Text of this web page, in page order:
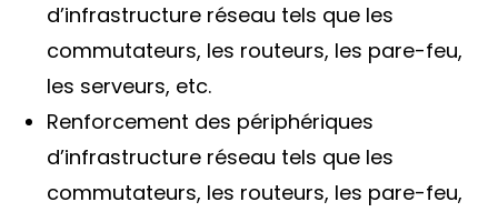
d’infrastructure réseau tels que les
commutateurs, les routeurs, les pare-feu,
les serveurs, etc.
Renforcement des périphériques
d’infrastructure réseau tels que les
commutateurs, les routeurs, les pare-feu,